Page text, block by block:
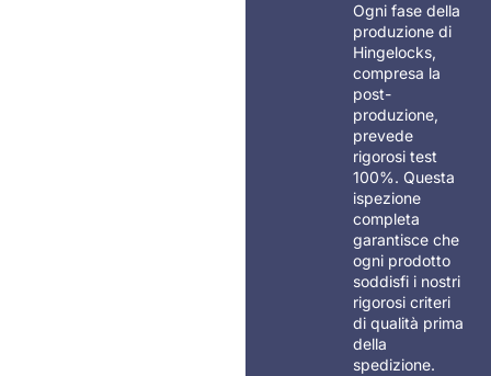
Ogni fase della
produzione di
Hingelocks,
compresa la
post-
produzione,
prevede
rigorosi test
100%. Questa
ispezione
completa
garantisce che
ogni prodotto
soddisfi i nostri
rigorosi criteri
di qualità prima
della
spedizione.